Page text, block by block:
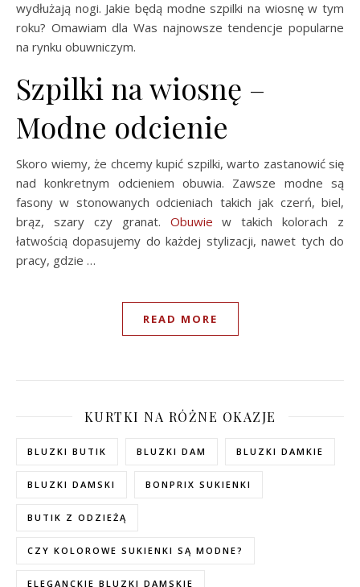
wydłużają nogi. Jakie będą modne szpilki na wiosnę w tym
roku? Omawiam dla Was najnowsze tendencje popularne
na rynku obuwniczym.
Szpilki na wiosnę –
Modne odcienie
Skoro wiemy, że chcemy kupić szpilki, warto zastanowić się
nad konkretnym odcieniem obuwia. Zawsze modne są
fasony w stonowanych odcieniach takich jak czerń, biel,
brąz, szary czy granat. Obuwie w takich kolorach z
łatwością dopasujemy do każdej stylizacji, nawet tych do
pracy, gdzie …
READ MORE
KURTKI NA RÓŻNE OKAZJE
BLUZKI BUTIK BLUZKI DAM BLUZKI DAMKIE
BLUZKI DAMSKI BONPRIX SUKIENKI
BUTIK Z ODZIEŻĄ
CZY KOLOROWE SUKIENKI SĄ MODNE?
ELEGANCKIE BLUZKI DAMSKIE